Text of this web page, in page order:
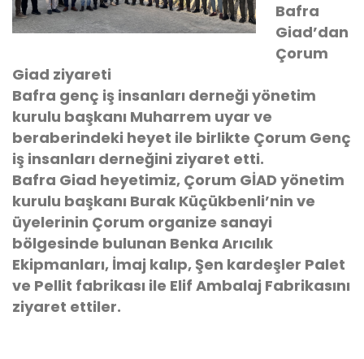
Bafra
Giad’dan
Çorum
Giad ziyareti
Bafra genç iş insanları derneği yönetim
kurulu başkanı Muharrem uyar ve
beraberindeki heyet ile birlikte Çorum Genç
iş insanları derneğini ziyaret etti.
Bafra Giad heyetimiz, Çorum GİAD yönetim
kurulu başkanı Burak Küçükbenli’nin ve
üyelerinin Çorum organize sanayi
bölgesinde bulunan Benka Arıcılık
Ekipmanları, İmaj kalıp, Şen kardeşler Palet
ve Pellit fabrikası ile Elif Ambalaj Fabrikasını
ziyaret ettiler.